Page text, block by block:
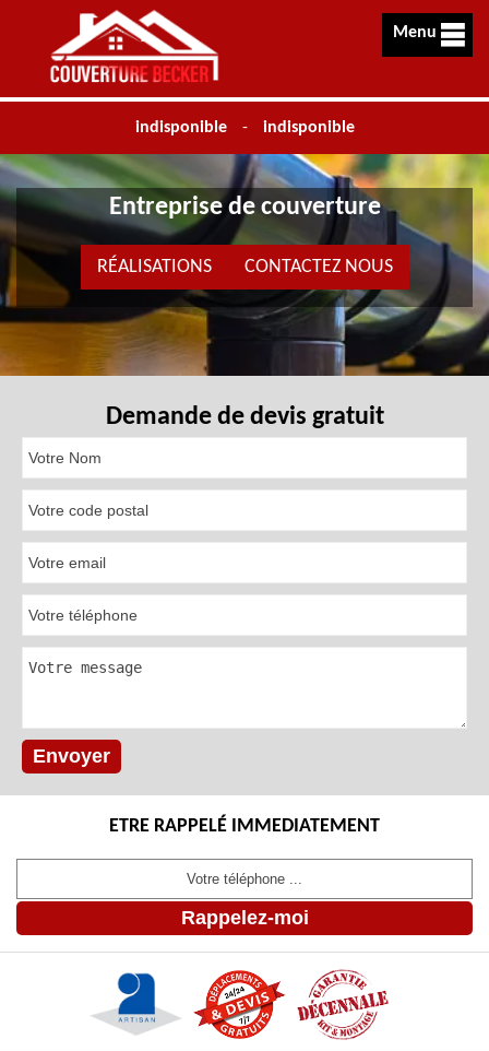
Menu
indisponible - indisponible
Entreprise de couverture
RÉALISATIONS CONTACTEZ NOUS
Demande de devis gratuit
ETRE RAPPELÉ IMMEDIATEMENT